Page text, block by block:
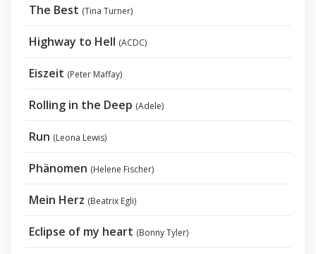
The Best (Tina Turner)
Highway to Hell (ACDC)
Eiszeit (Peter Maffay)
Rolling in the Deep (Adele)
Run (Leona Lewis)
Phänomen (Helene Fischer)
Mein Herz (Beatrix Egli)
Eclipse of my heart (Bonny Tyler)